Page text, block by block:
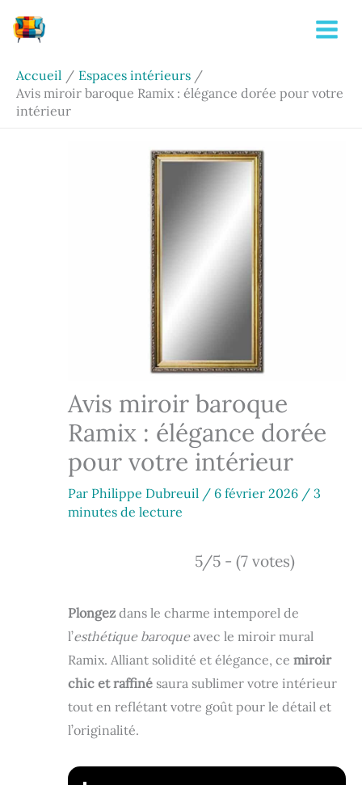
au
Accueil
Espaces intérieurs
Avis miroir baroque Ramix : élégance dorée pour votre
intérieur
Avis miroir baroque
Ramix : élégance dorée
pour votre intérieur
Par Philippe Dubreuil / 6 février 2026 / 3
minutes de lecture
5/5 - (7 votes)
Plongez dans le charme intemporel de
l’esthétique baroqueavec le miroir mural
Ramix. Alliant solidité et élégance, ce miroir
chic et raffiné saura sublimer votre intérieur
tout en reflétant votre goût pour le détail et
l’originalité.
Rechercher